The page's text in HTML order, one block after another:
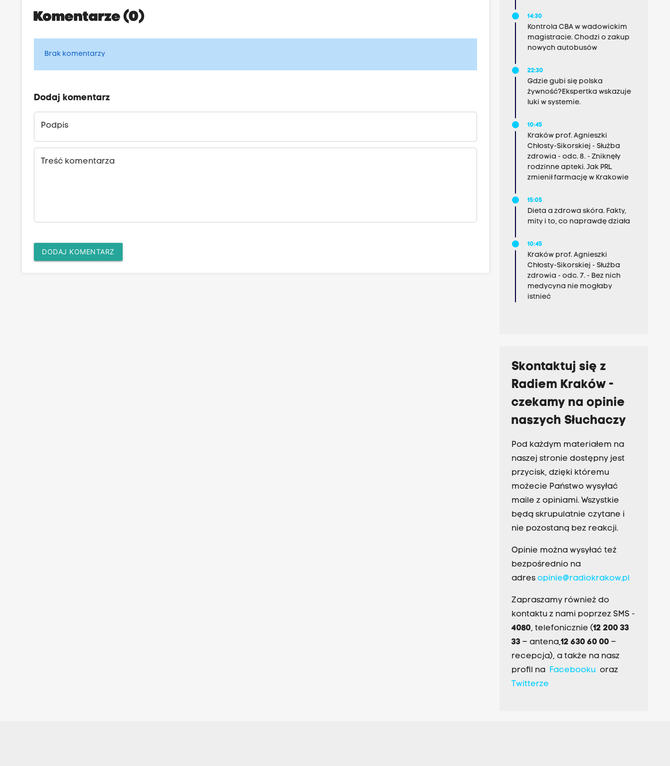
Komentarze (0)
Brak komentarzy
Dodaj komentarz
Podpis
Treść komentarza
DODAJ KOMENTARZ
14:30
Kontrola CBA w wadowickim
magistracie. Chodzi o zakup
nowych autobusów
22:30
Gdzie gubi się polska
żywność?Ekspertka wskazuje
luki w systemie.
10:45
Kraków prof. Agnieszki
Chłosty-Sikorskiej - Służba
zdrowia - odc. 8. - Zniknęły
rodzinne apteki. Jak PRL
zmienił farmację w Krakowie
15:05
Dieta a zdrowa skóra. Fakty,
mity i to, co naprawdę działa
10:45
Kraków prof. Agnieszki
Chłosty-Sikorskiej - Służba
zdrowia - odc. 7. - Bez nich
medycyna nie mogłaby
istnieć
Skontaktuj się z
Radiem Kraków -
czekamy na opinie
naszych Słuchaczy
Pod każdym materiałem na
naszej stronie dostępny jest
przycisk, dzięki któremu
możecie Państwo wysyłać
maile z opiniami. Wszystkie
będą skrupulatnie czytane i
nie pozostaną bez reakcji.
Opinie można wysyłać też
bezpośrednio na
adres opinie@radiokrakow.pl
Zapraszamy również do
kontaktu z nami poprzez SMS -
4080, telefonicznie (12 200 33
33– antena,12 630 60 00 –
recepcja), a także na nasz
profil na Facebookuoraz
Twitterze